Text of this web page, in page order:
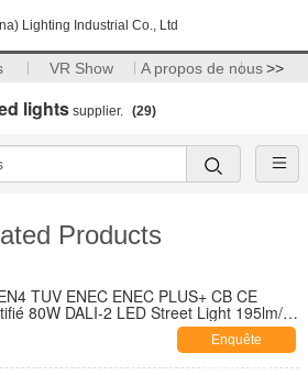
Lighting Industrial Co., Ltd
VR Show A propos de nous>>
lights supplier. (29)
Products
TUV ENEC ENEC PLUS+ CB CE
80W DALI-2 LED Street Light 195lm/W
NEMA Socket Shorting Cap et 10KV SPD
Enquête
maintenant